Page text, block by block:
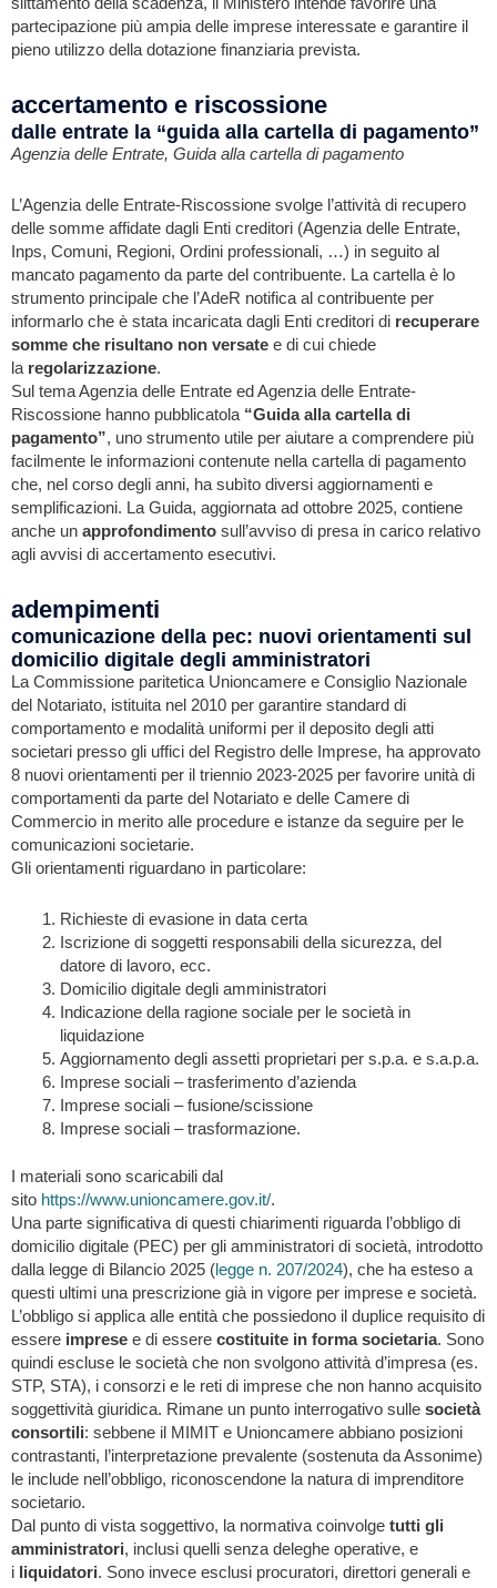
slittamento della scadenza, il Ministero intende favorire una
partecipazione più ampia delle imprese interessate e garantire il
pieno utilizzo della dotazione finanziaria prevista.
accertamento e riscossione
dalle entrate la “guida alla cartella di pagamento”
Agenzia delle Entrate, Guida alla cartella di pagamento
L’Agenzia delle Entrate-Riscossione svolge l’attività di recupero
delle somme affidate dagli Enti creditori (Agenzia delle Entrate,
Inps, Comuni, Regioni, Ordini professionali, …) in seguito al
mancato pagamento da parte del contribuente. La cartella è lo
strumento principale che l’AdeR notifica al contribuente per
informarlo che è stata incaricata dagli Enti creditori di recuperare
somme che risultano non versate e di cui chiede
la regolarizzazione.
Sul tema Agenzia delle Entrate ed Agenzia delle Entrate-
Riscossione hanno pubblicatola “Guida alla cartella di
pagamento”, uno strumento utile per aiutare a comprendere più
facilmente le informazioni contenute nella cartella di pagamento
che, nel corso degli anni, ha subìto diversi aggiornamenti e
semplificazioni. La Guida, aggiornata ad ottobre 2025, contiene
anche un approfondimento sull’avviso di presa in carico relativo
agli avvisi di accertamento esecutivi.
adempimenti
comunicazione della pec: nuovi orientamenti sul
domicilio digitale degli amministratori
La Commissione paritetica Unioncamere e Consiglio Nazionale
del Notariato, istituita nel 2010 per garantire standard di
comportamento e modalità uniformi per il deposito degli atti
societari presso gli uffici del Registro delle Imprese, ha approvato
8 nuovi orientamenti per il triennio 2023-2025 per favorire unità di
comportamenti da parte del Notariato e delle Camere di
Commercio in merito alle procedure e istanze da seguire per le
comunicazioni societarie.
Gli orientamenti riguardano in particolare:
Richieste di evasione in data certa
Iscrizione di soggetti responsabili della sicurezza, del
datore di lavoro, ecc.
Domicilio digitale degli amministratori
Indicazione della ragione sociale per le società in
liquidazione
Aggiornamento degli assetti proprietari per s.p.a. e s.a.p.a.
Imprese sociali – trasferimento d’azienda
Imprese sociali – fusione/scissione
Imprese sociali – trasformazione.
I materiali sono scaricabili dal
sito https://www.unioncamere.gov.it/.
Una parte significativa di questi chiarimenti riguarda l’obbligo di
domicilio digitale (PEC) per gli amministratori di società, introdotto
dalla legge di Bilancio 2025 (legge n. 207/2024), che ha esteso a
questi ultimi una prescrizione già in vigore per imprese e società.
L’obbligo si applica alle entità che possiedono il duplice requisito di
essere imprese e di essere costituite in forma societaria. Sono
quindi escluse le società che non svolgono attività d’impresa (es.
STP, STA), i consorzi e le reti di imprese che non hanno acquisito
soggettività giuridica. Rimane un punto interrogativo sulle società
consortili: sebbene il MIMIT e Unioncamere abbiano posizioni
contrastanti, l’interpretazione prevalente (sostenuta da Assonime)
le include nell’obbligo, riconoscendone la natura di imprenditore
societario.
Dal punto di vista soggettivo, la normativa coinvolge tutti gli
amministratori, inclusi quelli senza deleghe operative, e
i liquidatori. Sono invece esclusi procuratori, direttori generali e